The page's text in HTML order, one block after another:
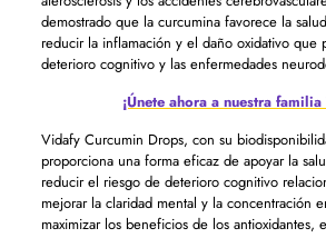
demostrado que la curcumina favorece la
reducir la inflamación y el daño oxidativo que
deterioro cognitivo y las enfermedades
¡Únete ahora a nuestra
Vidafy Curcumin Drops, con su
proporciona una forma eficaz de apoyar la
reducir el riesgo de deterioro cognitivo
mejorar la claridad mental y la concentración
maximizar los beneficios de los antioxidantes,